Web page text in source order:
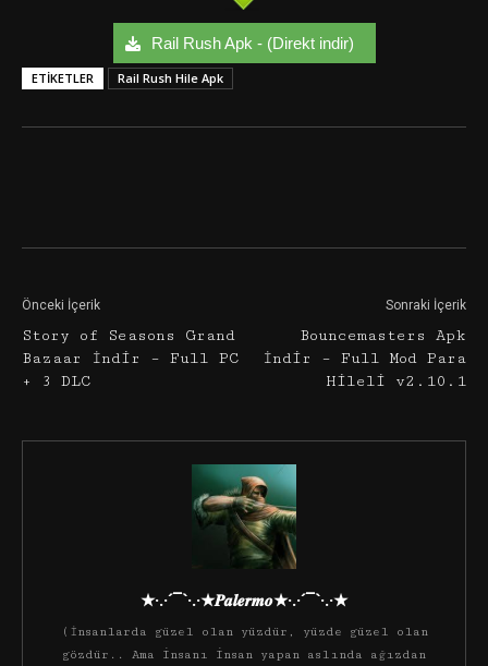
Rail Rush Apk - (Direkt indir)
ETIKETLER Rail Rush Hile Apk
Önceki İçerik
Story of Seasons Grand
Bazaar İndir – Full PC
+ 3 DLC
Sonraki İçerik
Bouncemasters Apk
İndir – Full Mod Para
Hileli v2.10.1
★·.·´¯`·.·★𝑷𝒂𝒍𝒆𝒓𝒎𝒐★·.·´¯`·.·★
(İnsanlarda güzel olan yüzdür, yüzde güzel olan
gözdür.. Ama insanı insan yapan aslında ağızdan